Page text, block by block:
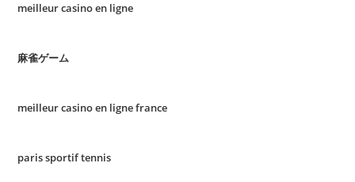
meilleur casino en ligne
麻雀ゲーム
meilleur casino en ligne france
paris sportif tennis